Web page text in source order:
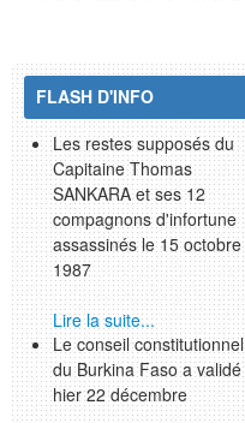
FLASH D'INFO
Les restes supposés du
Capitaine Thomas
SANKARA et ses 12
compagnons d'infortune
assassinés le 15 octobre
1987
Lire la suite...
Le conseil constitutionnel
du Burkina Faso a validé
hier 22 décembre